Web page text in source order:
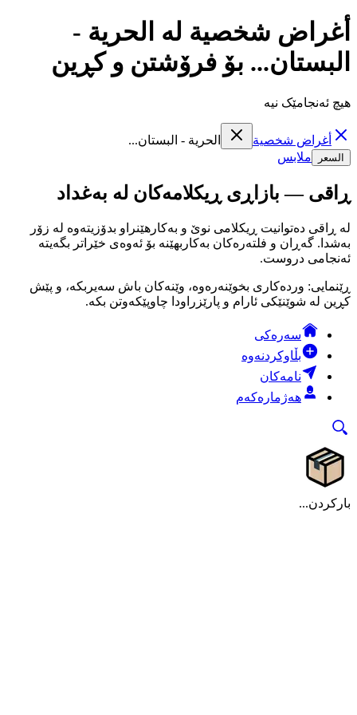
أغراض شخصية لە الحرية -
البستان... بۆ فرۆشتن و کڕین
هیچ ئەنجامێک نیە
أغراض شخصية الحرية - البستان...
السعر ملابس
ڕاقی — بازاڕی ڕیکلامەکان لە بەغداد
لە ڕاقی دەتوانیت ڕیکلامی نوێ و بەکارهێنراو بدۆزیتەوە لە زۆر
بەشدا. گەڕان و فلتەرەکان بەکاربهێنە بۆ ئەوەی خێراتر بگەیتە
ئەنجامی دروست.
ڕێنمایی: وردەکاری بخوێنەرەوە، وێنەکان باش سەیربکە، و پێش
کڕین لە شوێنێکی ئارام و پارێزراودا چاوپێکەوتن بکە.
سەرەکی
بڵاوکردنەوە
نامەکان
هەژمارەکەم
بارکردن...